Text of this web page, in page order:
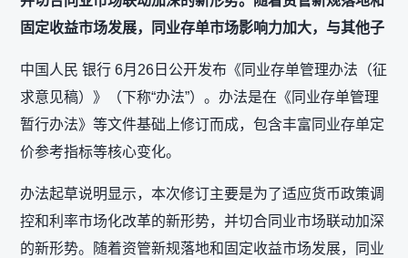
固定收益市场发展，同业存单市场影响力加大，与其他子
中国人民 银行 6月26日公开发布《同业存单管理办法（征
求意见稿）》（下称“办法”）。办法是在《同业存单管理
暂行办法》等文件基础上修订而成，包含丰富同业存单定
价参考指标等核心变化。
办法起草说明显示，本次修订主要是为了适应货币政策调
控和利率市场化改革的新形势，并切合同业市场联动加深
的新形势。随着资管新规落地和固定收益市场发展，同业